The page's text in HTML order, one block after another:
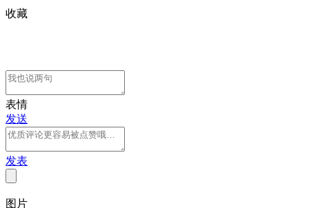
收藏
表情
发送
发表
图片